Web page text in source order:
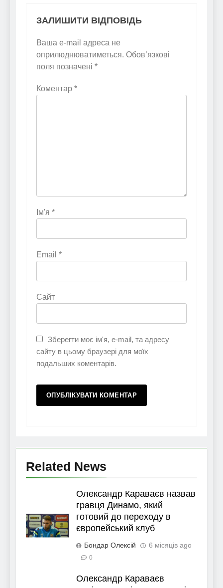
ЗАЛИШИТИ ВІДПОВІДЬ
Ваша e-mail адреса не
оприлюднюватиметься. Обов’язкові
поля позначені *
Коментар *
Ім'я *
Email *
Сайт
Зберегти моє ім'я, e-mail, та адресу
сайту в цьому браузері для моїх
подальших коментарів.
Related News
Олександр Караваєв назвав
гравця Динамо, який
готовий до переходу в
європейський клуб
Бондар Олексій 6 місяців ago
0
Олександр Караваєв